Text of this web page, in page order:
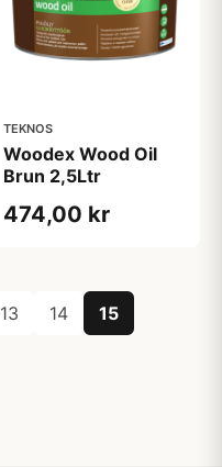
TEKNOS
Woodex Wood Oil
Brun 2,5Ltr
474,00 kr
13 14 15